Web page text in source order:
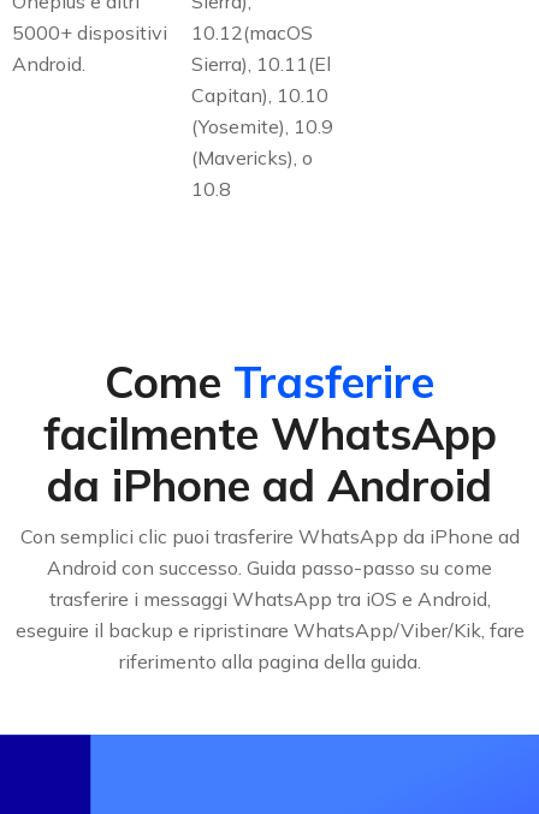
5000+ dispositivi
Android.
10.12(macOS
Sierra), 10.11(El
Capitan), 10.10
(Yosemite), 10.9
(Mavericks), o
10.8
Come Trasferire
facilmente WhatsApp
da iPhone ad Android
Con semplici clic puoi trasferire WhatsApp da iPhone ad
Android con successo. Guida passo-passo su come
trasferire i messaggi WhatsApp tra iOS e Android,
eseguire il backup e ripristinare WhatsApp/Viber/Kik, fare
riferimento alla pagina della guida.